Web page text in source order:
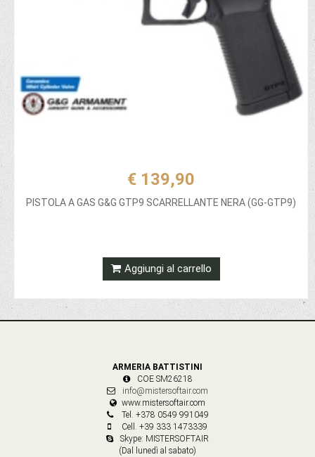
€ 139,90
PISTOLA A GAS G&G GTP9 SCARRELLANTE NERA (GG-GTP9)
Aggiungi al carrello
ARMERIA BATTISTINI
COE SM26218
info@mistersoftair.com
www.mistersoftair.com
Tel. +378 0549 991049
Cell. +39 333 1473339
Skype: MISTERSOFTAIR
(Dal lunedì al sabato)